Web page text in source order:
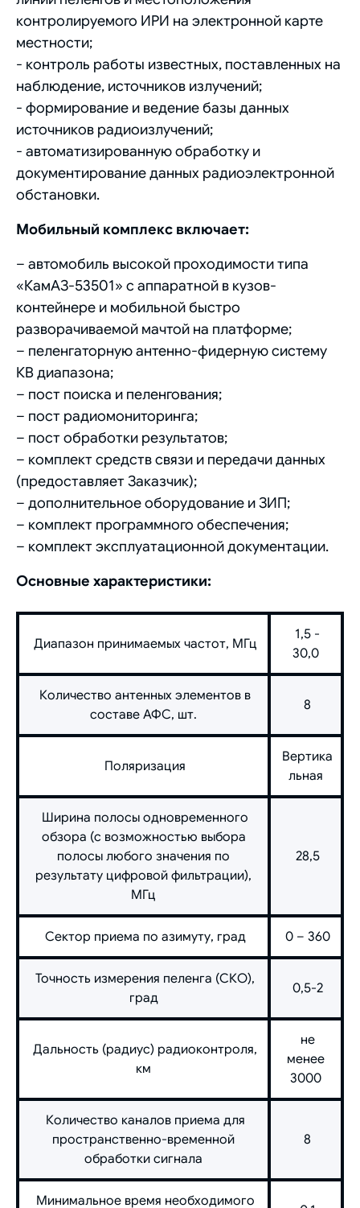
контролируемого ИРИ на электронной карте
местности;
- контроль работы известных, поставленных на
наблюдение, источников излучений;
- формирование и ведение базы данных
источников радиоизлучений;
- автоматизированную обработку и
документирование данных радиоэлектронной
обстановки.
Мобильный комплекс включает:
– автомобиль высокой проходимости типа
«КамАЗ-53501» с аппаратной в кузов-
контейнере и мобильной быстро
разворачиваемой мачтой на платформе;
– пеленгаторную антенно-фидерную систему
КВ диапазона;
– пост поиска и пеленгования;
– пост радиомониторинга;
– пост обработки результатов;
– комплект средств связи и передачи данных
(предоставляет Заказчик);
– дополнительное оборудование и ЗИП;
– комплект программного обеспечения;
– комплект эксплуатационной документации.
Основные характеристики:
Диапазон принимаемых частот, МГц
1,5 -
30,0
Количество антенных элементов в
составе АФС, шт.
8
Поляризация
Вертика
льная
Ширина полосы одновременного
обзора (с возможностью выбора
полосы любого значения по
результату цифровой фильтрации),
МГц
28,5
Сектор приема по азимуту, град 0 – 360
Точность измерения пеленга (СКО),
град
0,5-2
Дальность (радиус) радиоконтроля,
км
не
менее
3000
Количество каналов приема для
пространственно-временной
обработки сигнала
8
Минимальное время необходимого